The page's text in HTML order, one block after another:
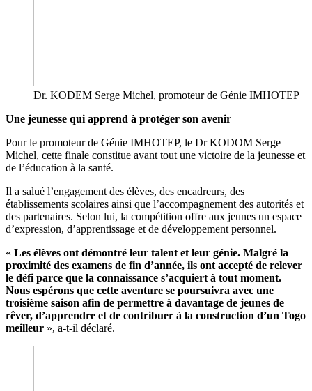
Dr. KODEM Serge Michel, promoteur de Génie IMHOTEP
Une jeunesse qui apprend à protéger son avenir
Pour le promoteur de Génie IMHOTEP, le Dr KODOM Serge
Michel, cette finale constitue avant tout une victoire de la jeunesse et
de l’éducation à la santé.
Il a salué l’engagement des élèves, des encadreurs, des
établissements scolaires ainsi que l’accompagnement des autorités et
des partenaires. Selon lui, la compétition offre aux jeunes un espace
d’expression, d’apprentissage et de développement personnel.
« Les élèves ont démontré leur talent et leur génie. Malgré la
proximité des examens de fin d’année, ils ont accepté de relever
le défi parce que la connaissance s’acquiert à tout moment.
Nous espérons que cette aventure se poursuivra avec une
troisième saison afin de permettre à davantage de jeunes de
rêver, d’apprendre et de contribuer à la construction d’un Togo
meilleur », a-t-il déclaré.